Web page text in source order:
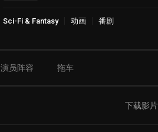
Sci-Fi & Fantasy 动画 番剧
演员阵容 拖车
下载影